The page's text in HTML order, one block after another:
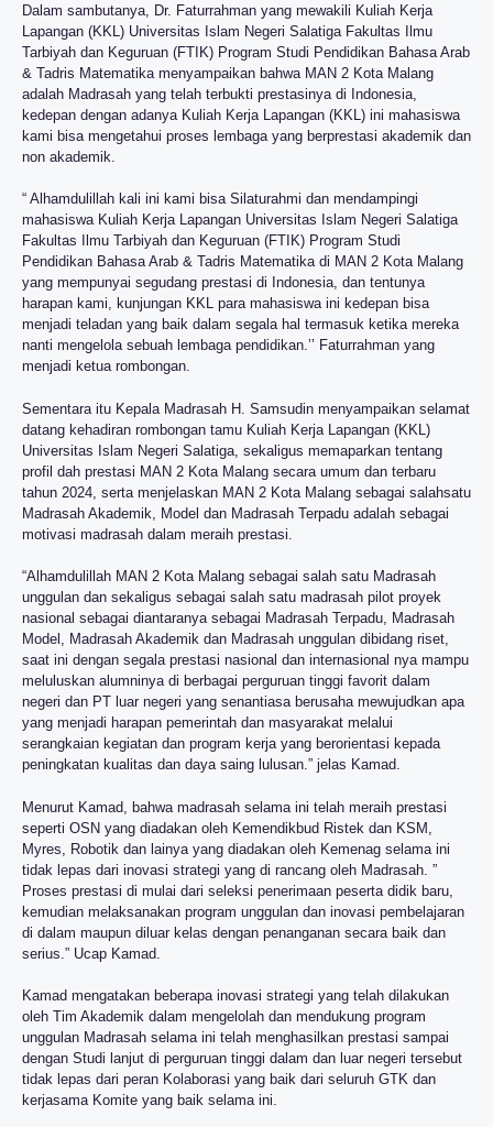
Dalam sambutanya, Dr. Faturrahman yang mewakili Kuliah Kerja
Lapangan (KKL) Universitas Islam Negeri Salatiga Fakultas Ilmu
Tarbiyah dan Keguruan (FTIK) Program Studi Pendidikan Bahasa Arab
& Tadris Matematika menyampaikan bahwa MAN 2 Kota Malang
adalah Madrasah yang telah terbukti prestasinya di Indonesia,
kedepan dengan adanya Kuliah Kerja Lapangan (KKL) ini mahasiswa
kami bisa mengetahui proses lembaga yang berprestasi akademik dan
non akademik.
“ Alhamdulillah kali ini kami bisa Silaturahmi dan mendampingi
mahasiswa Kuliah Kerja Lapangan Universitas Islam Negeri Salatiga
Fakultas Ilmu Tarbiyah dan Keguruan (FTIK) Program Studi
Pendidikan Bahasa Arab & Tadris Matematika di MAN 2 Kota Malang
yang mempunyai segudang prestasi di Indonesia, dan tentunya
harapan kami, kunjungan KKL para mahasiswa ini kedepan bisa
menjadi teladan yang baik dalam segala hal termasuk ketika mereka
nanti mengelola sebuah lembaga pendidikan.’’ Faturrahman yang
menjadi ketua rombongan.
Sementara itu Kepala Madrasah H. Samsudin menyampaikan selamat
datang kehadiran rombongan tamu Kuliah Kerja Lapangan (KKL)
Universitas Islam Negeri Salatiga, sekaligus memaparkan tentang
profil dah prestasi MAN 2 Kota Malang secara umum dan terbaru
tahun 2024, serta menjelaskan MAN 2 Kota Malang sebagai salahsatu
Madrasah Akademik, Model dan Madrasah Terpadu adalah sebagai
motivasi madrasah dalam meraih prestasi.
“Alhamdulillah MAN 2 Kota Malang sebagai salah satu Madrasah
unggulan dan sekaligus sebagai salah satu madrasah pilot proyek
nasional sebagai diantaranya sebagai Madrasah Terpadu, Madrasah
Model, Madrasah Akademik dan Madrasah unggulan dibidang riset,
saat ini dengan segala prestasi nasional dan internasional nya mampu
meluluskan alumninya di berbagai perguruan tinggi favorit dalam
negeri dan PT luar negeri yang senantiasa berusaha mewujudkan apa
yang menjadi harapan pemerintah dan masyarakat melalui
serangkaian kegiatan dan program kerja yang berorientasi kepada
peningkatan kualitas dan daya saing lulusan.” jelas Kamad.
Menurut Kamad, bahwa madrasah selama ini telah meraih prestasi
seperti OSN yang diadakan oleh Kemendikbud Ristek dan KSM,
Myres, Robotik dan lainya yang diadakan oleh Kemenag selama ini
tidak lepas dari inovasi strategi yang di rancang oleh Madrasah. ”
Proses prestasi di mulai dari seleksi penerimaan peserta didik baru,
kemudian melaksanakan program unggulan dan inovasi pembelajaran
di dalam maupun diluar kelas dengan penanganan secara baik dan
serius.” Ucap Kamad.
Kamad mengatakan beberapa inovasi strategi yang telah dilakukan
oleh Tim Akademik dalam mengelolah dan mendukung program
unggulan Madrasah selama ini telah menghasilkan prestasi sampai
dengan Studi lanjut di perguruan tinggi dalam dan luar negeri tersebut
tidak lepas dari peran Kolaborasi yang baik dari seluruh GTK dan
kerjasama Komite yang baik selama ini.